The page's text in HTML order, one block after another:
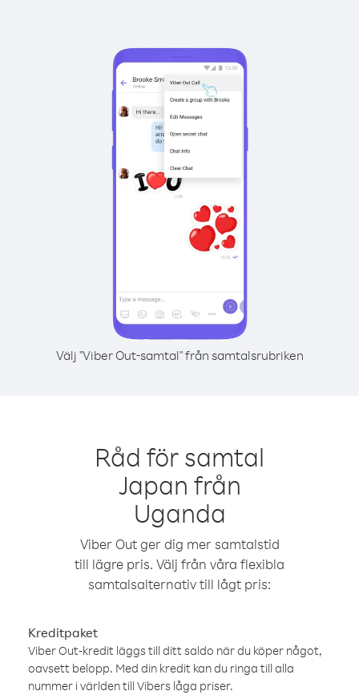
Välj "Viber Out-samtal" från samtalsrubriken
Råd för samtal
Japan från
Uganda
Viber Out ger dig mer samtalstid
till lägre pris. Välj från våra flexibla
samtalsalternativ till lågt pris:
Kreditpaket
Viber Out-kredit läggs till ditt saldo när du köper något,
oavsett belopp. Med din kredit kan du ringa till alla
nummer i världen till Vibers låga priser.